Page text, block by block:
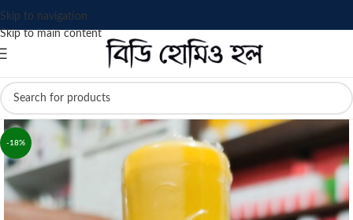
Skip to navigation
Skip to main content
-18%